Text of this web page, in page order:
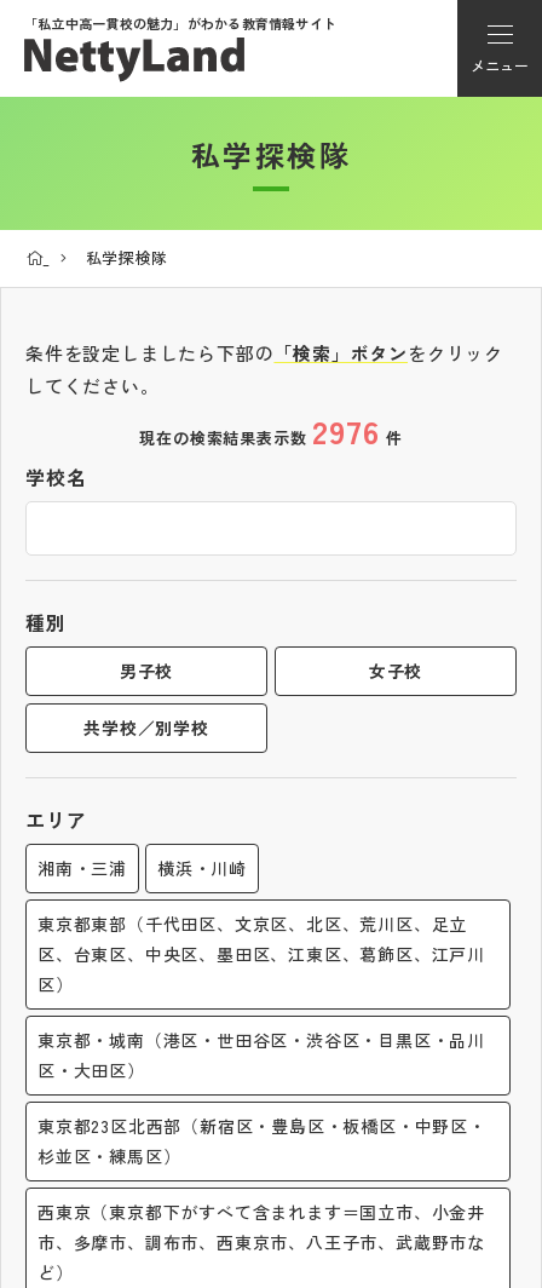
「私立中高一貫校の魅力」がわかる教育情報サイト
メニュー
アカウント登録
メニュー
学校選び
私学探検隊
説明会・イベント情報
よみもの
学校HP最新情報
特集
NettyLandかわら版
その他
お問い合わせ
個人情報保護方針
私学探検隊
私学探検隊
条件を設定しましたら下部の 「検索」ボタンをクリック
してください。
現在の検索結果表示数 2976 件
学校名
種別
男子校 女子校
共学校／別学校
エリア
湘南・三浦 横浜・川崎
東京都東部（千代田区、文京区、北区、荒川区、足立
区、台東区、中央区、墨田区、江東区、葛飾区、江戸川
区）
東京都・城南（港区・世田谷区・渋谷区・目黒区・品川
区・大田区）
東京都23区北西部（新宿区・豊島区・板橋区・中野区・
杉並区・練馬区）
西東京（東京都下がすべて含まれます＝国立市、小金井
市、多摩市、調布市、西東京市、八王子市、武蔵野市な
ど）